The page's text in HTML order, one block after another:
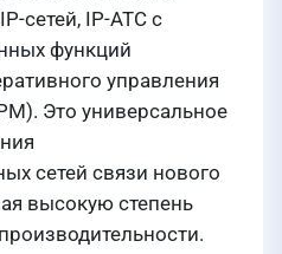
сетей, IP-ATC с
функций
управления
Это универсальное
сетей связи нового
высокую степень